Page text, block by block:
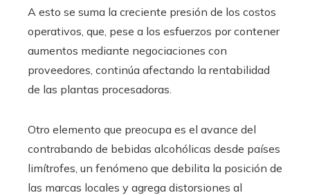
A esto se suma la creciente presión de los costos
operativos, que, pese a los esfuerzos por contener
aumentos mediante negociaciones con
proveedores, continúa afectando la rentabilidad
de las plantas procesadoras.
Otro elemento que preocupa es el avance del
contrabando de bebidas alcohólicas desde países
limítrofes, un fenómeno que debilita la posición de
las marcas locales y agrega distorsiones al